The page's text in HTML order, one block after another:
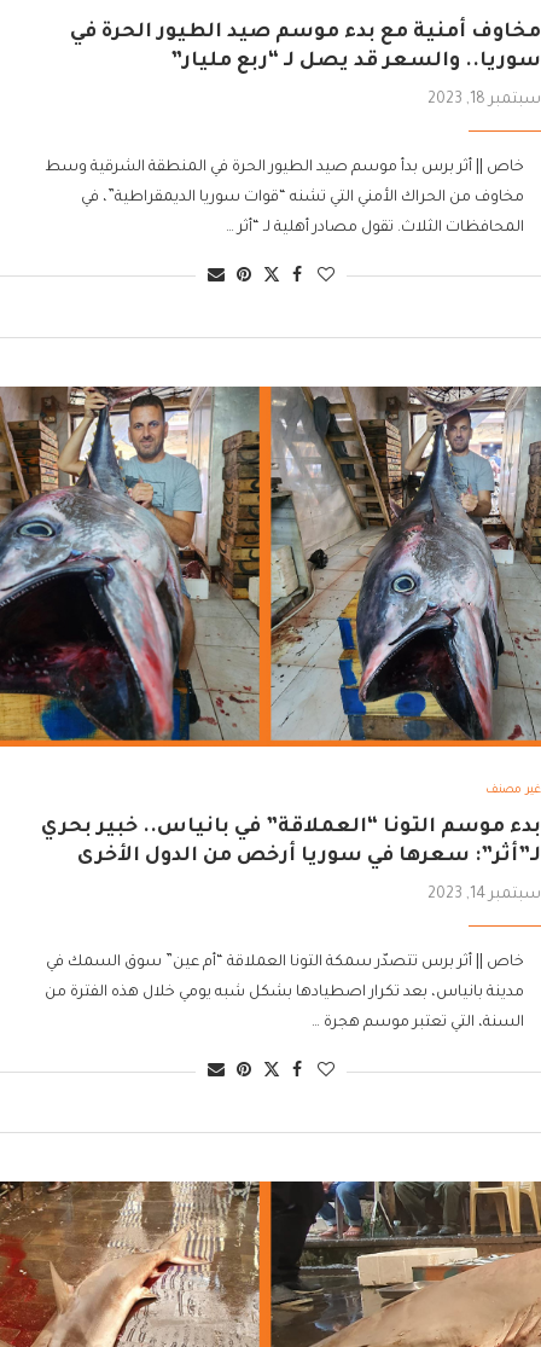
مخاوف أمنية مع بدء موسم صيد الطيور الحرة في
سوريا.. والسعر قد يصل لـ “ربع مليار”
سبتمبر 18, 2023
خاص || أثر برس بدأ موسم صيد الطيور الحرة في المنطقة الشرقية وسط
مخاوف من الحراك الأمني التي تشنه “قوات سوريا الديمقراطية”، في
المحافظات الثلاث. تقول مصادر أهلية لـ “أثر …
غير مصنف
بدء موسم التونا “العملاقة” في بانياس.. خبير بحري
لـ”أثر”: سعرها في سوريا أرخص من الدول الأخرى
سبتمبر 14, 2023
خاص || أثر برس تتصدّر سمكة التونا العملاقة “أم عين” سوق السمك في
مدينة بانياس، بعد تكرار اصطيادها بشكل شبه يومي خلال هذه الفترة من
السنة، التي تعتبر موسم هجرة …